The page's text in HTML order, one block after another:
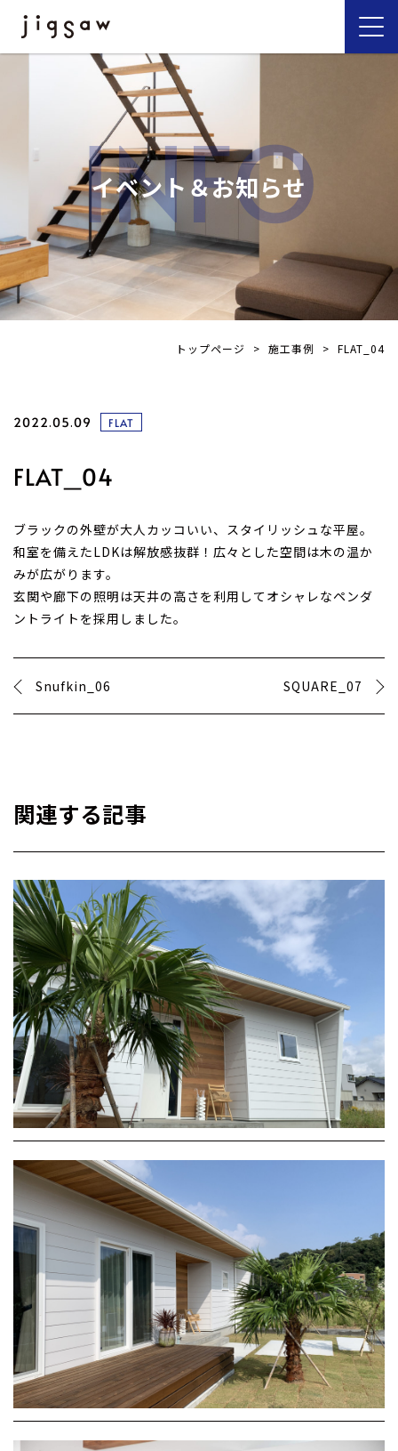
INFO
イベント＆お知らせ
トップページ > 施工事例 > FLAT_04
2022.05.09 FLAT
FLAT_04
ブラックの外壁が大人カッコいい、スタイリッシュな平屋。
和室を備えたLDKは解放感抜群！広々とした空間は木の温か
みが広がります。
玄関や廊下の照明は天井の高さを利用してオシャレなペンダ
ントライトを採用しました。
Snufkin_06 SQUARE_07
関連する記事